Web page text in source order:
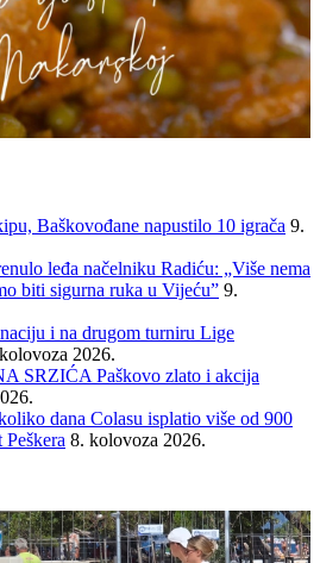
Baškovođane napustilo 10 igrača 9.
leđa načelniku Radiću: „Više nema
biti sigurna ruka u Vijeću” 9.
i na drugom turniru Lige
2026.
SRZIĆA Paškovo zlato i akcija
dana Colasu isplatio više od 900
8. kolovoza 2026.